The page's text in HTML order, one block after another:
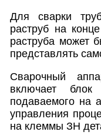
Для сварки
раструб на
раструба может
представлять
Сварочный
включает блок
подаваемого на
управления
на клеммы ЗН